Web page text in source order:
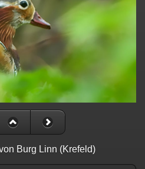
Burg Linn (Krefeld)